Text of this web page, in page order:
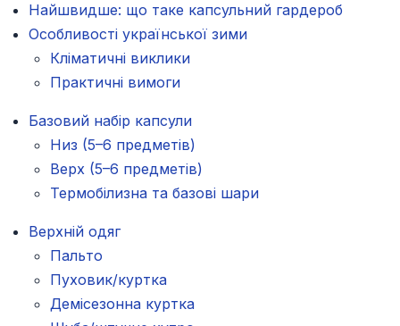
Найшвидше: що таке капсульний гардероб
Особливості української зими
Кліматичні виклики
Практичні вимоги
Базовий набір капсули
Низ (5–6 предметів)
Верх (5–6 предметів)
Термобілизна та базові шари
Верхній одяг
Пальто
Пуховик/куртка
Демісезонна куртка